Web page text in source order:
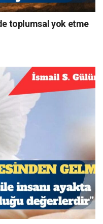
toplumsal yok etme